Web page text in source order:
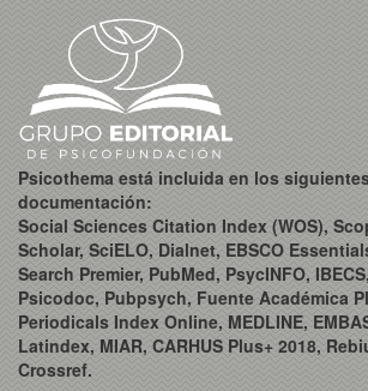
Psicothema está incluida en los
documentación:
Social Sciences Citation Index (WOS),
Scholar, SciELO, Dialnet, EBSCO
Search Premier, PubMed, PsycINFO,
Psicodoc, Pubpsych, Fuente Académica
Periodicals Index Online, MEDLINE,
Latindex, MIAR, CARHUS Plus+ 2018,
Crossref.